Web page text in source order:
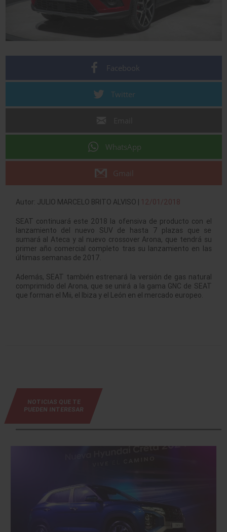
Facebook
Twitter
WhatsApp
Gmail
Autor: JULIO MARCELO BRITO ALVISO | 12/01/2018
SEAT continuará este 2018 la ofensiva de producto con el
lanzamiento del nuevo SUV de hasta 7 plazas que se
sumará al Ateca y al nuevo crossover Arona, que tendrá su
primer año comercial completo tras su lanzamiento en las
últimas semanas de 2017.
Además, SEAT también estrenará la versión de gas natural
comprimido del Arona, que se unirá a la gama GNC de SEAT
que forman el Mii, el Ibiza y el León en el mercado europeo.
NOTICIAS QUE TE
PUEDEN INTERESAR